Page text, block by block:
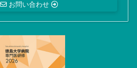
お問い合わせ